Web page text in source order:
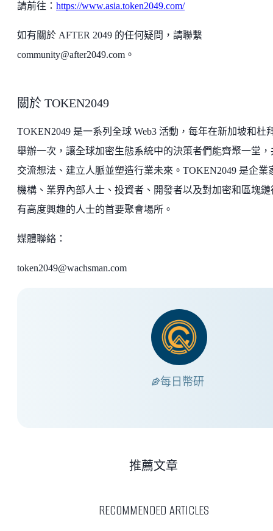
請前往： https://www.asia.token2049.com/
如有關於 AFTER 2049 的任何疑問，請聯繫
community@after2049.com。
關於 TOKEN2049
TOKEN2049 是一系列全球 Web3 活動，每年在新加坡和杜
舉辦一次，讓全球加密生態系統中的決策者們能齊聚一堂，
交流想法、建立人脈並塑造行業未來。TOKEN2049 是企業
機構、業界內部人士、投資者、開發者以及對加密和區塊鏈
有高度興趣的人士的首要聚會場所。
媒體聯絡：
token2049@wachsman.com
每日幣研
RECOMMENDED ARTICLES
推薦文章